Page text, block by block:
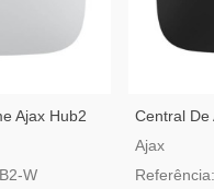
Ajax Hub2
Com
W
Central De
Ajax Grau
Ajax